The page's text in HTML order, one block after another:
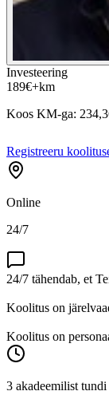
Investeering
189€+km
Koos KM-ga:
Registreeru
Online
24/7
24/7 tähendab, et
Koolitus on
Koolitus on
3 akadeemilist tundi